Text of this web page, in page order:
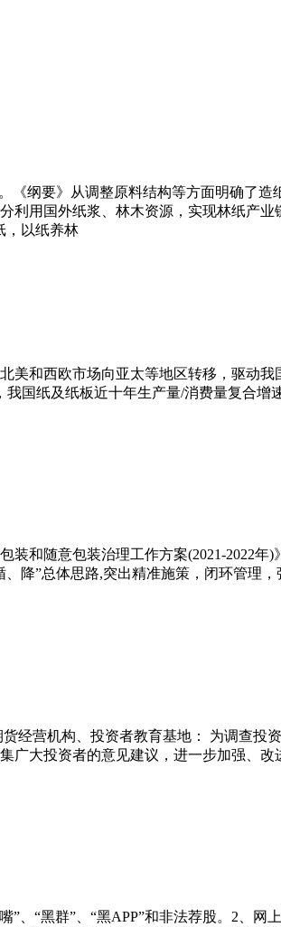
《纲要》从调整原料结构等方面明确
利用国外纸浆、林木资源，实现林纸产
，以纸养林
西欧市场向亚太等地区转移，驱动我
我国纸及纸板近十年生产量/消费量复
和随意包装治理工作方案(2021-2022
降”总体思路,突出精准施策，闭环管理
经营机构、投资者教育基地： 为调查投
大投资者的意见建议，进一步加强、
、“黑群”、“黑APP”和非法荐股。2、网